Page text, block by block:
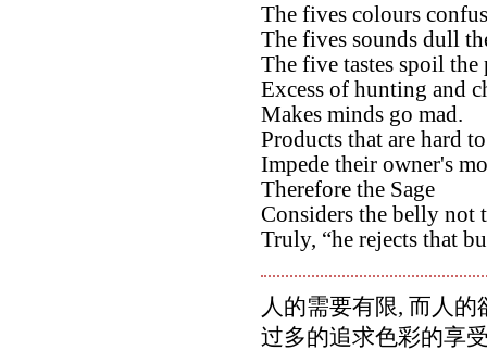
The fives colours
The fives sounds dull
The five tastes spoil the
Excess of hunting and
Makes minds go mad.
Products that are hard
Impede their owner's
Therefore the Sage
Considers the belly not
Truly, “he rejects that
人的需要有限, 而人的
过多的追求色彩的享